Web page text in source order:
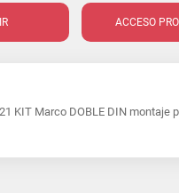
ACCESO
KIT Marco DOBLE DIN montaje